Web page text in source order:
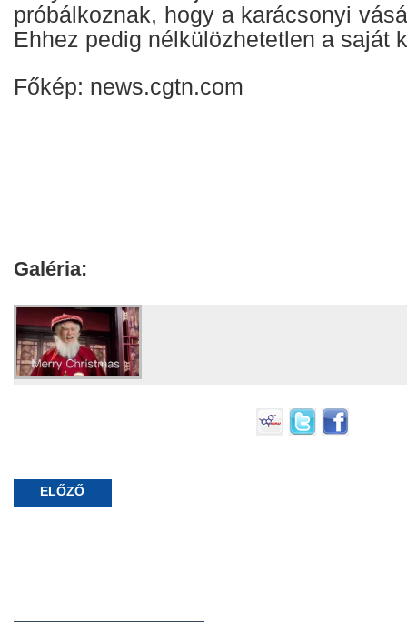
próbálkoznak, hogy a karácsonyi
Ehhez pedig nélkülözhetetlen a saját
Főkép: news.cgtn.com
Galéria:
ELŐZŐ